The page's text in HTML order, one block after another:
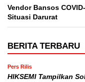
Vendor Bansos
Situasi Darurat
BERITA TERBARU
Pers Rilis
HIKSEMI Tampilkan